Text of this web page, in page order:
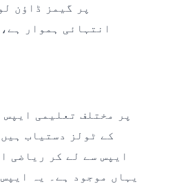
انتہائی ہموار
کے ٹولز دستیاب
ایپس سے لے کر ریاضی
یہاں موجود ہے۔ یہ